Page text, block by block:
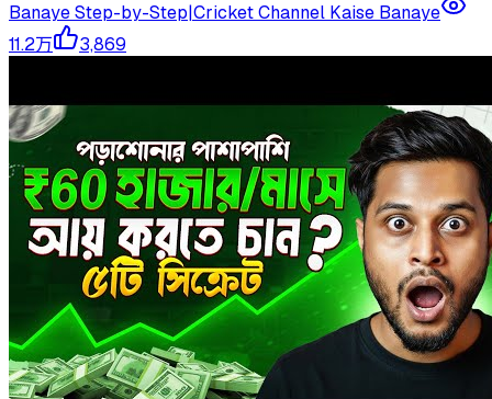
Banaye Step-by-Step|Cricket Channel Kaise Banaye
11.2万
3,869